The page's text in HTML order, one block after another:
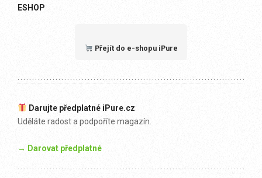
ESHOP
Přejít do e-shopu iPure
Darujte předplatné iPure.cz
Uděláte radost a podpoříte magazín.
→ Darovat předplatné